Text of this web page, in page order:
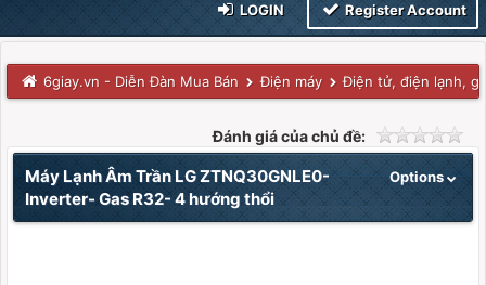
LOGIN Register Account
6giay.vn - Diễn Đàn Mua Bán Điện máy Điện tử, điện lạnh,
Đánh giá của chủ đề:
Options
Máy Lạnh Âm Trần LG ZTNQ30GNLE0-
Inverter- Gas R32- 4 hướng thổi